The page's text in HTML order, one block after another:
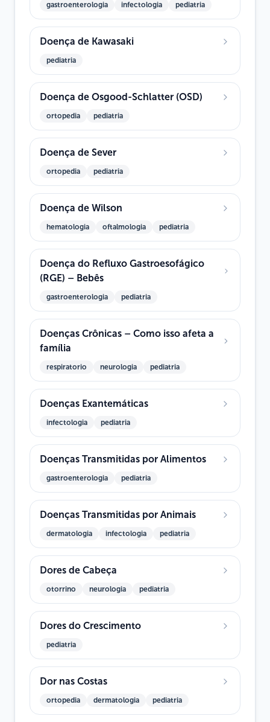
gastroenterologia infectologia pediatria
Doença de Kawasaki
pediatria
Doença de Osgood-Schlatter (OSD)
ortopedia pediatria
Doença de Sever
ortopedia pediatria
Doença de Wilson
hematologia oftalmologia pediatria
Doença do Refluxo Gastroesofágico
(RGE) – Bebês
gastroenterologia pediatria
Doenças Crônicas – Como isso afeta a
família
respiratorio neurologia pediatria
Doenças Exantemáticas
infectologia pediatria
Doenças Transmitidas por Alimentos
gastroenterologia pediatria
Doenças Transmitidas por Animais
dermatologia infectologia pediatria
Dores de Cabeça
otorrino neurologia pediatria
Dores do Crescimento
pediatria
Dor nas Costas
ortopedia dermatologia pediatria